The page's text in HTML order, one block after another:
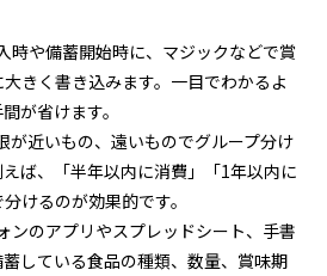
時や備蓄開始時に、マジックなどで賞
きく書き込みます。一目でわかるよ
が省けます。
が近いもの、遠いものでグループ分け
ば、「半年以内に消費」「1年以内に
けるのが効果的です。
ンのアプリやスプレッドシート、手書
している食品の種類、数量、賞味期